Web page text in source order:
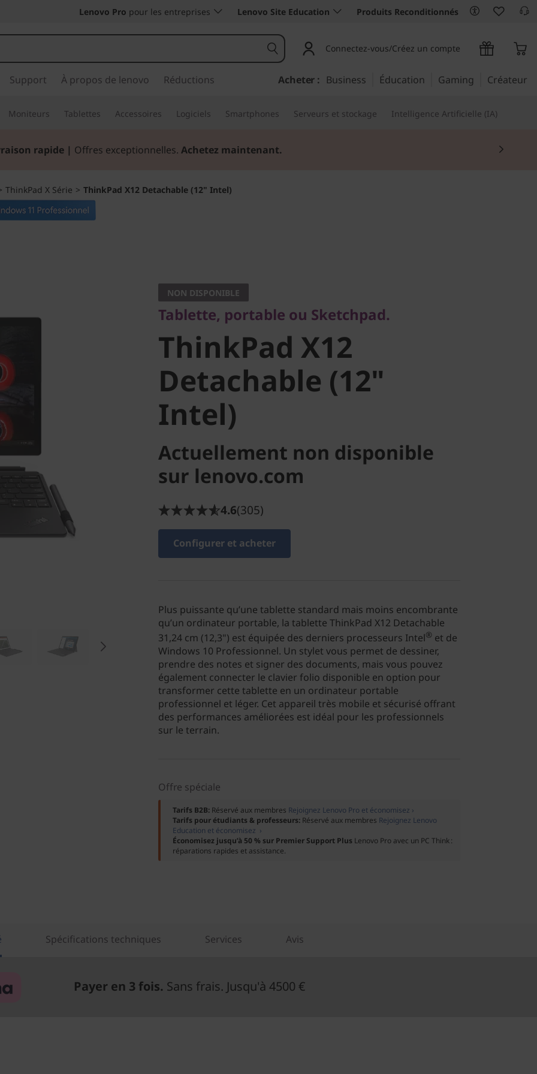
Lenovo Pro pour les entreprises Lenovo Site Education Produits Reconditionnés
Connectez-vous/Créez un compte
Support À propos de lenovo Réductions Acheter : Business Éducation Gaming Créateur
Moniteurs Tablettes Accessoires Logiciels Smartphones Serveurs et stockage Intelligence Artificielle (IA)
rapide| Offres exceptionnelles. Achetez maintenant.
ThinkPad X Série > ThinkPad X12 Detachable (12" Intel)
ThinkPad X12
Detachable (12"
Intel)
NON DISPONIBLE
Tablette, portable ou Sketchpad.
ThinkPad X12
Detachable (12"
Intel)
Actuellement non disponible
sur lenovo.com
4.6(305)
Configurer et acheter
Plus puissante qu’une tablette standard mais moins encombrante
qu’un ordinateur portable, la tablette ThinkPad X12 Detachable
31,24 cm (12,3") est équipée des derniers processeurs Intel® et de
Windows 10 Professionnel. Un stylet vous permet de dessiner,
prendre des notes et signer des documents, mais vous pouvez
également connecter le clavier folio disponible en option pour
transformer cette tablette en un ordinateur portable
professionnel et léger. Cet appareil très mobile et sécurisé offrant
des performances améliorées est idéal pour les professionnels
sur le terrain.
Offre spéciale
Tarifs B2B: Réservé aux membres Rejoignez Lenovo Pro et économisez ›
Tarifs pour étudiants & professeurs: Réservé aux membres Rejoignez Lenovo
Education et économisez ›
Économisez jusqu’à 50 % sur Premier Support Plus Lenovo Pro avec un PC Think :
réparations rapides et assistance.
Spécifications techniques Services Avis
Payer en 3 fois. Sans frais. Jusqu'à 4500 €